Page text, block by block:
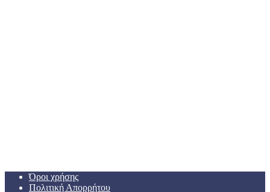
Όροι χρήσης
Πολιτική Απορρήτου